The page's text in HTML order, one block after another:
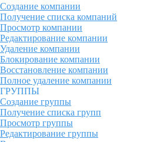
Создание компании
Получение списка компаний
Просмотр компании
Редактирование компании
Удаление компании
Блокирование компании
Восстановление компании
Полное удаление компании
ГРУППЫ
Создание группы
Получение списка групп
Просмотр группы
Редактирование группы